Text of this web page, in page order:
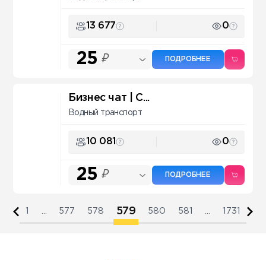
13 677 0
25 ₽ ПОДРОБНЕЕ
Бизнес чат | С...
Водный транспорт
10 081 0
25 ₽ ПОДРОБНЕЕ
577 578 579 580 581 1731